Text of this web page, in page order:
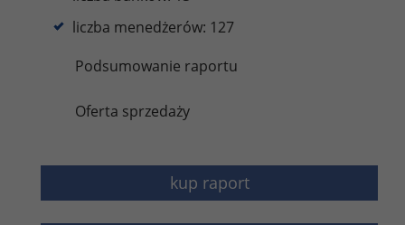
liczba menedżerów: 127
Podsumowanie raportu
Oferta sprzedaży
kup raport